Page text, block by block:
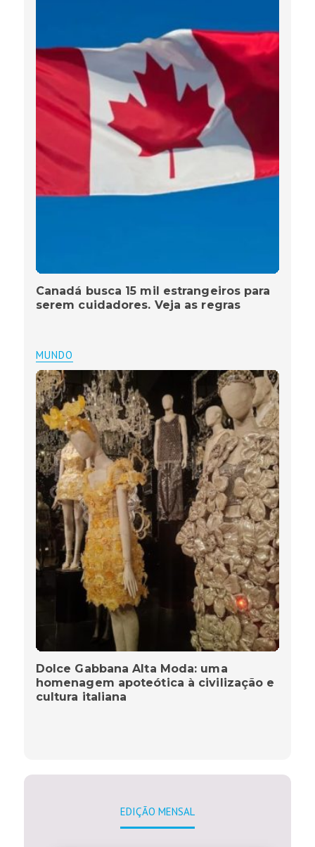
Canadá busca 15 mil estrangeiros para
serem cuidadores. Veja as regras
MUNDO
Dolce Gabbana Alta Moda: uma
homenagem apoteótica à civilização e
cultura italiana
EDIÇÃO MENSAL